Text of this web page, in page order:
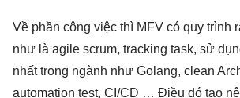
Về phần công việc thì MFV có quy trình
như là agile scrum, tracking task, sử
nhất trong ngành như Golang, clean
automation test, CI/CD … Điều đó tạo